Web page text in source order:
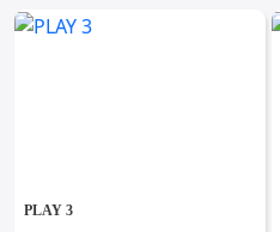
PLAY 3